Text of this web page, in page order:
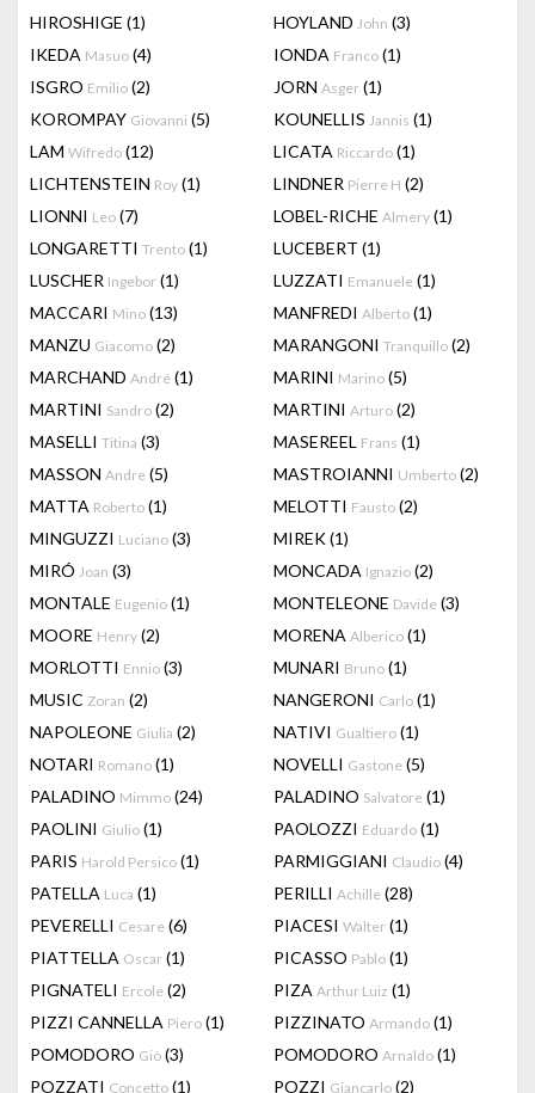
HIROSHIGE (1) HOYLAND John (3)
IKEDA Masuo (4) IONDA Franco (1)
ISGRO Emilio (2) JORN Asger (1)
KOROMPAY Giovanni (5) KOUNELLIS Jannis (1)
LAM Wifredo (12) LICATA Riccardo (1)
LICHTENSTEIN Roy (1) LINDNER Pierre H (2)
LIONNI Leo (7) LOBEL-RICHE Almery (1)
LONGARETTI Trento (1) LUCEBERT (1)
LUSCHER Ingebor (1) LUZZATI Emanuele (1)
MACCARI Mino (13) MANFREDI Alberto (1)
MANZU Giacomo (2) MARANGONI Tranquillo (2)
MARCHAND André (1) MARINI Marino (5)
MARTINI Sandro (2) MARTINI Arturo (2)
MASELLI Titina (3) MASEREEL Frans (1)
MASSON Andre (5) MASTROIANNI Umberto (2)
MATTA Roberto (1) MELOTTI Fausto (2)
MINGUZZI Luciano (3) MIREK(1)
MIRÓ Joan (3) MONCADA Ignazio (2)
MONTALE Eugenio (1) MONTELEONE Davide (3)
MOORE Henry (2) MORENA Alberico (1)
MORLOTTI Ennio (3) MUNARI Bruno (1)
MUSIC Zoran (2) NANGERONI Carlo (1)
NAPOLEONE Giulia (2) NATIVI Gualtiero (1)
NOTARI Romano (1) NOVELLI Gastone (5)
PALADINO Mimmo (24) PALADINO Salvatore (1)
PAOLINI Giulio (1) PAOLOZZI Eduardo (1)
PARIS Harold Persico (1) PARMIGGIANI Claudio (4)
PATELLA Luca (1) PERILLI Achille (28)
PEVERELLI Cesare (6) PIACESI Walter (1)
PIATTELLA Oscar (1) PICASSO Pablo (1)
PIGNATELI Ercole (2) PIZA Arthur Luiz (1)
PIZZI CANNELLA Piero (1) PIZZINATO Armando (1)
POMODORO Giò (3) POMODORO Arnaldo (1)
POZZATI Concetto (1) POZZI Giancarlo (2)